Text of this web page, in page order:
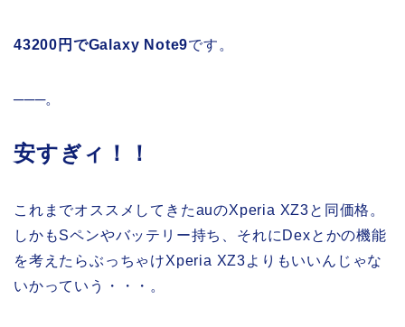
43200円でGalaxy Note9です。
───。
安すぎィ！！
これまでオススメしてきたauのXperia XZ3と同価格。
しかもSペンやバッテリー持ち、それにDexとかの機能
を考えたらぶっちゃけXperia XZ3よりもいいんじゃな
いかっていう・・・。